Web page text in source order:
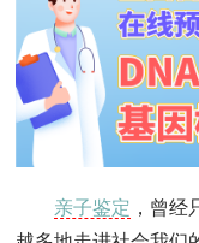
亲子鉴定 ，曾